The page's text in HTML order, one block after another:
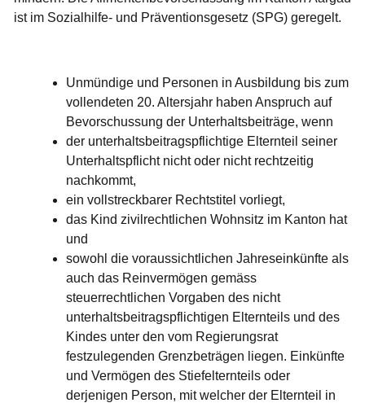
ist im Sozialhilfe- und Präventionsgesetz (SPG) geregelt.
Unmündige und Personen in Ausbildung bis zum
vollendeten 20. Altersjahr haben Anspruch auf
Bevorschussung der Unterhaltsbeiträge, wenn
der unterhaltsbeitragspflichtige Elternteil seiner
Unterhaltspflicht nicht oder nicht rechtzeitig
nachkommt,
ein vollstreckbarer Rechtstitel vorliegt,
das Kind zivilrechtlichen Wohnsitz im Kanton hat
und
sowohl die voraussichtlichen Jahreseinkünfte als
auch das Reinvermögen gemäss
steuerrechtlichen Vorgaben des nicht
unterhaltsbeitragspflichtigen Elternteils und des
Kindes unter den vom Regierungsrat
festzulegenden Grenzbeträgen liegen. Einkünfte
und Vermögen des Stiefelternteils oder
derjenigen Person, mit welcher der Elternteil in